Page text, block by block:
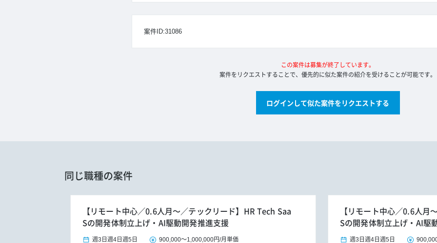
案件ID:31086
この案件は募集が終了しています。
案件をリクエストすることで、優先的に似た案件の紹介を受けることが可能です。
ログインして似た案件をリクエストする
同じ職種の案件
【リモート中心／0.6人月～／テックリード】HR Tech Saa
Sの開発体制立上げ・AI駆動開発推進支援
週3日 週4日 週5日 900,000～1,000,000円/月単価
【リモート中心／0.6人月
Sの開発体制立上げ・AI駆
週3日 週4日 週5日